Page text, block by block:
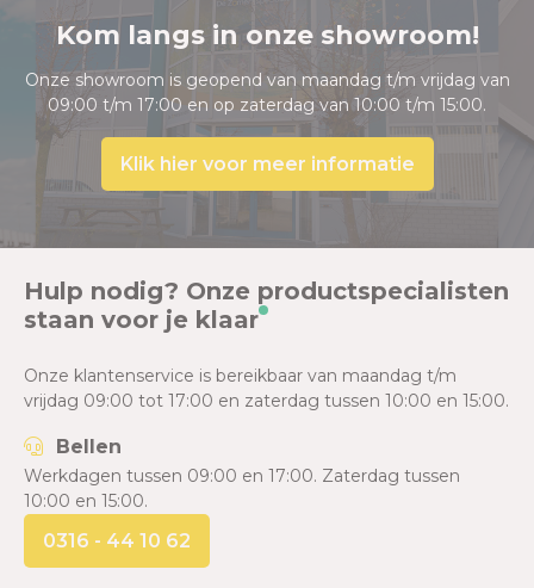
Kom langs in onze showroom!
Onze showroom is geopend van maandag t/m vrijdag van
09:00 t/m 17:00 en op zaterdag van 10:00 t/m 15:00.
Klik hier voor meer informatie
Hulp nodig? Onze productspecialisten
staan voor je klaar
Onze klantenservice is bereikbaar van maandag t/m
vrijdag 09:00 tot 17:00 en zaterdag tussen 10:00 en 15:00.
Bellen
Werkdagen tussen 09:00 en 17:00. Zaterdag tussen
10:00 en 15:00.
0316 - 44 10 62